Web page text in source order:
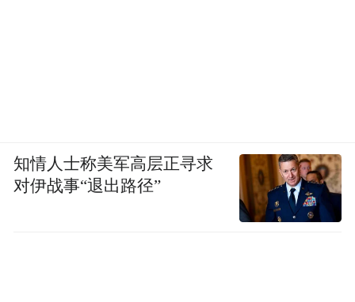
知情人士称美军高层正寻求
对伊战事“退出路径”